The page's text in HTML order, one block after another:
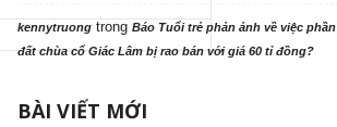
kennytruongtrong Báo Tuổi trẻ phản ảnh về việc phần
đất chùa cổ Giác Lâm bị rao bán với giá 60 tỉ đồng?
BÀI VIẾT MỚI